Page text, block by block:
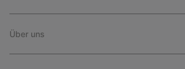
Über uns